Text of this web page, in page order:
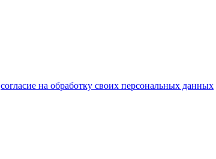
согласие на обработку своих персональных данных